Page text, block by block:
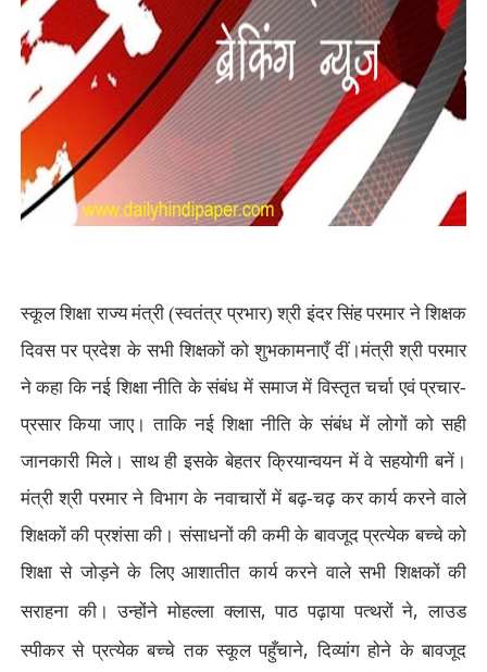
स्कूल शिक्षा राज्य मंत्री (स्वतंत्र प्रभार) श्री इंदर सिंह परमार ने शिक्षक
दिवस पर प्रदेश के सभी शिक्षकों को शुभकामनाएँ दीं।मंत्री श्री परमार
ने कहा कि नई शिक्षा नीति के संबंध में समाज में विस्तृत चर्चा एवं प्रचार-
प्रसार किया जाए। ताकि नई शिक्षा नीति के संबंध में लोगों को सही
जानकारी मिले। साथ ही इसके बेहतर क्रियान्वयन में वे सहयोगी बनें।
मंत्री श्री परमार ने विभाग के नवाचारों में बढ़-चढ़ कर कार्य करने वाले
शिक्षकों की प्रशंसा की। संसाधनों की कमी के बावजूद प्रत्येक बच्चे को
शिक्षा से जोड़ने के लिए आशातीत कार्य करने वाले सभी शिक्षकों की
सराहना की। उन्होंने मोहल्ला क्लास,पाठ पढ़ाया पत्थरों ने,लाउड
स्पीकर से प्रत्येक बच्चे तक स्कूल पहुँचाने,दिव्यांग होने के बावजूद